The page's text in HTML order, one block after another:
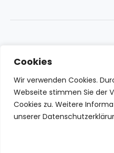
Cookies
Wir verwenden Cookies.
Webseite stimmen Sie der
Cookies zu. Weitere
unserer